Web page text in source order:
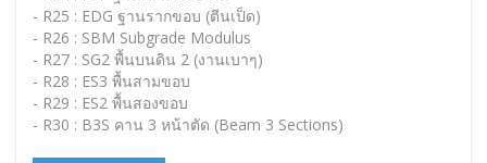
- R25 : EDG ฐานรากขอบ (ตีนเป็ด)
- R26 : SBM Subgrade Modulus
- R27 : SG2 พื้นบนดิน 2 (งานเบาๆ)
- R28 : ES3 พื้นสามขอบ
- R29 : ES2 พื้นสองขอบ
- R30 : B3S คาน 3 หน้าตัด (Beam 3 Sections)